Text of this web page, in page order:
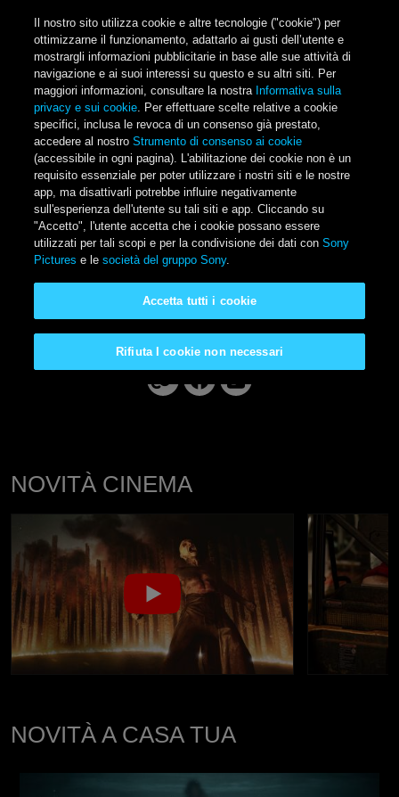
Il nostro sito utilizza cookie e altre tecnologie ("cookie") per
ottimizzarne il funzionamento, adattarlo ai gusti dell’utente e
mostrargli informazioni pubblicitarie in base alle sue attività di
navigazione e ai suoi interessi su questo e su altri siti. Per
maggiori informazioni, consultare la nostra Informativa sulla
privacy e sui cookie. Per effettuare scelte relative a cookie
specifici, inclusa le revoca di un consenso già prestato,
accedere al nostroStrumento di consenso ai cookie
(accessibile in ogni pagina). L'abilitazione dei cookie non è un
requisito essenziale per poter utilizzare i nostri siti e le nostre
app, ma disattivarli potrebbe influire negativamente
sull'esperienza dell'utente su tali siti e app. Cliccando su
"Accetto", l'utente accetta che i cookie possano essere
utilizzati per tali scopi e per la condivisione dei dati conSony
Pictures e lesocietà del gruppo Sony.
Rifiuta I cookie non necessari
Accetta tutti i cookie
Main Menu
SISU - Il Vendicatore
Una storia di resilienza.
Scopri di più
NOVITÀ CINEMA
NOVITÀ A CASA TUA